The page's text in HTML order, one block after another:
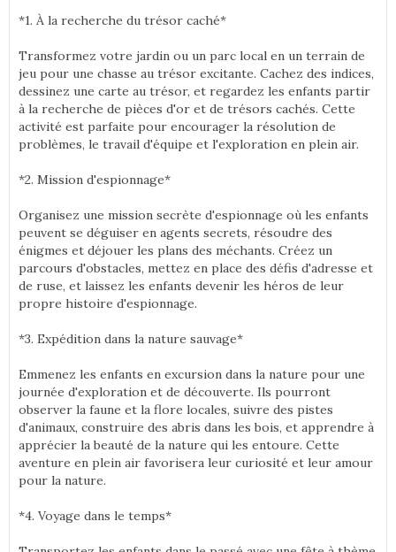
*1. À la recherche du trésor caché*
Transformez votre jardin ou un parc local en un terrain de
jeu pour une chasse au trésor excitante. Cachez des indices,
dessinez une carte au trésor, et regardez les enfants partir
à la recherche de pièces d'or et de trésors cachés. Cette
activité est parfaite pour encourager la résolution de
problèmes, le travail d'équipe et l'exploration en plein air.
*2. Mission d'espionnage*
Organisez une mission secrète d'espionnage où les enfants
peuvent se déguiser en agents secrets, résoudre des
énigmes et déjouer les plans des méchants. Créez un
parcours d'obstacles, mettez en place des défis d'adresse et
de ruse, et laissez les enfants devenir les héros de leur
propre histoire d'espionnage.
*3. Expédition dans la nature sauvage*
Emmenez les enfants en excursion dans la nature pour une
journée d'exploration et de découverte. Ils pourront
observer la faune et la flore locales, suivre des pistes
d'animaux, construire des abris dans les bois, et apprendre à
apprécier la beauté de la nature qui les entoure. Cette
aventure en plein air favorisera leur curiosité et leur amour
pour la nature.
*4. Voyage dans le temps*